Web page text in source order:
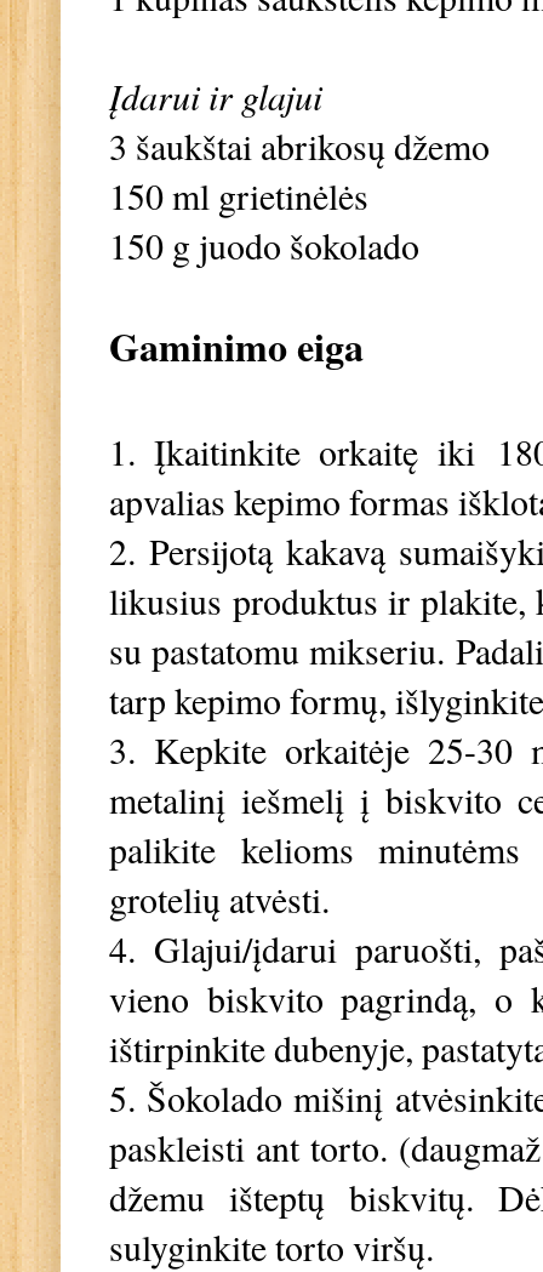
Įdarui ir glajui
3 šaukštai abrikosų džemo
150 ml grietinėlės
150 g juodo šokolado
Gaminimo eiga
1. Įkaitinkite orkaitę iki
apvalias kepimo formas
2. Persijotą kakavą
likusius produktus ir plakite,
su pastatomu mikseriu.
tarp kepimo formų,
3. Kepkite orkaitėje 25-30
metalinį iešmelį į biskvito
palikite kelioms
grotelių atvėsti.
4. Glajui/įdarui paruošti,
vieno biskvito pagrindą, o
ištirpinkite dubenyje,
5. Šokolado mišinį
paskleisti ant torto.
džemu išteptų biskvitų.
sulyginkite torto viršų.